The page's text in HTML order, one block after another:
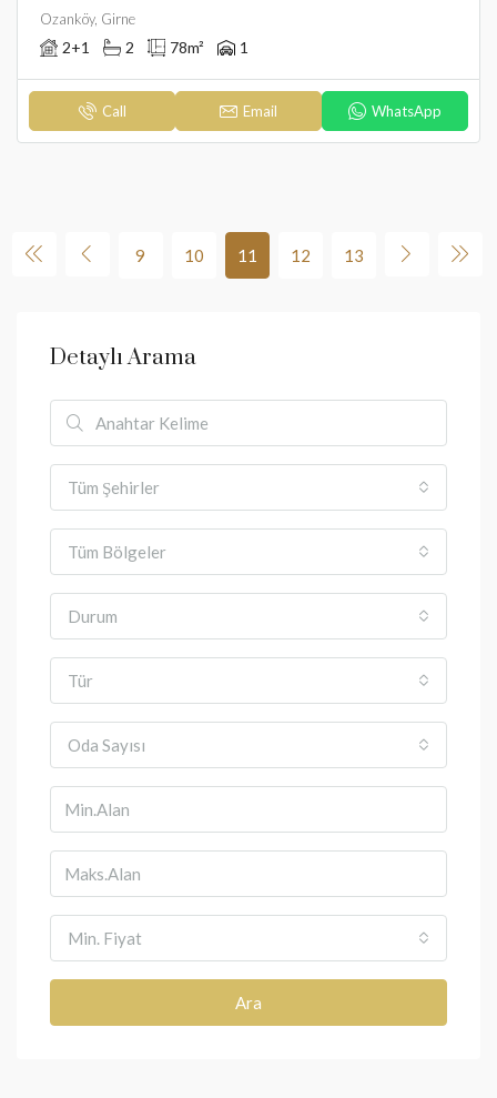
Ozanköy, Girne
2+1 2 78m² 1
Call Email WhatsApp
9 10 11 12 13
Detaylı Arama
Tüm Şehirler
Tüm Bölgeler
Durum
Tür
Oda Sayısı
Min. Fiyat
Ara